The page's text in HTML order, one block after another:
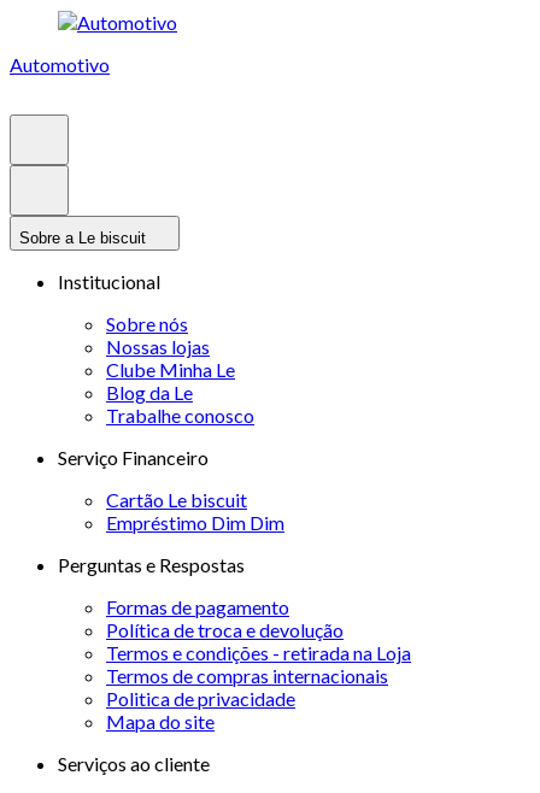
Automotivo
Sobre a Le biscuit
Institucional
Sobre nós
Nossas lojas
Clube Minha Le
Blog da Le
Trabalhe conosco
Serviço Financeiro
Cartão Le biscuit
Empréstimo Dim Dim
Perguntas e Respostas
Formas de pagamento
Política de troca e devolução
Termos e condições - retirada na Loja
Termos de compras internacionais
Politica de privacidade
Mapa do site
Serviços ao cliente